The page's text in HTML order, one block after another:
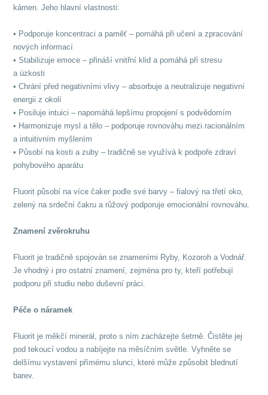
kámen. Jeho hlavní vlastnosti:
• Podporuje koncentraci a paměť – pomáhá při učení a zpracování
nových informací
• Stabilizuje emoce – přináší vnitřní klid a pomáhá při stresu
a úzkosti
• Chrání před negativními vlivy – absorbuje a neutralizuje negativní
energii z okolí
• Posiluje intuici – napomáhá lepšímu propojení s podvědomím
• Harmonizuje mysl a tělo – podporuje rovnováhu mezi racionálním
a intuitivním myšlením
• Působí na kosti a zuby – tradičně se využívá k podpoře zdraví
pohybového aparátu
Fluorit působí na více čaker podle své barvy – fialový na třetí oko,
zelený na srdeční čakru a růžový podporuje emocionální rovnováhu.
Znamení zvěrokruhu
Fluorit je tradičně spojován se znameními Ryby, Kozoroh a Vodnář.
Je vhodný i pro ostatní znamení, zejména pro ty, kteří potřebují
podporu při studiu nebo duševní práci.
Péče o náramek
Fluorit je měkčí minerál, proto s ním zacházejte šetrně. Čistěte jej
pod tekoucí vodou a nabíjejte na měsíčním světle. Vyhněte se
delšímu vystavení přímému slunci, které může způsobit blednutí
barev.